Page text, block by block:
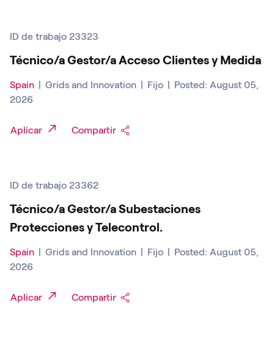
ID de trabajo 23323
Técnico/a Gestor/a Acceso Clientes y Medida
Spain Grids and Innovation Fijo
Posted: August 05,
2026
Aplicar Compartir
ID de trabajo 23362
Técnico/a Gestor/a Subestaciones
Protecciones y Telecontrol.
Spain Grids and Innovation Fijo
Posted: August 05,
2026
Aplicar Compartir